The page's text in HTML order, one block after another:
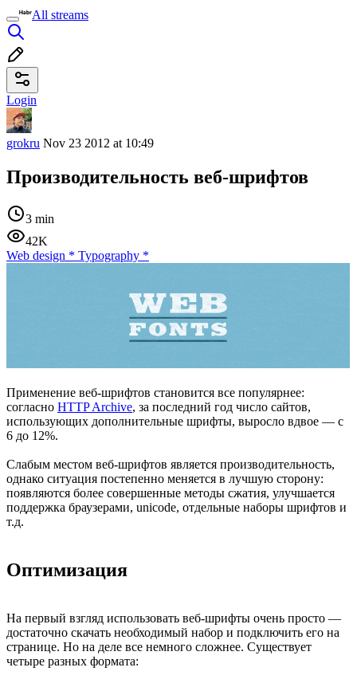
All streams
Login
grokru Nov 23 2012 at 10:49
Производительность веб-шрифтов
3 min
42K
Web design * Typography *
Применение веб-шрифтов становится все популярнее:
согласно HTTP Archive, за последний год число сайтов,
использующих дополнительные шрифты, выросло вдвое — с
6 до 12%.
Слабым местом веб-шрифтов является производительность,
однако ситуация постепенно меняется в лучшую сторону:
появляются более совершенные методы сжатия, улучшается
поддержка браузерами, unicode, отдельные наборы шрифтов и
т.д.
Оптимизация
На первый взгляд использовать веб-шрифты очень просто —
достаточно скачать необходимый набор и подключить его на
странице. Но на деле все немного сложнее. Существует
четыре разных формата: